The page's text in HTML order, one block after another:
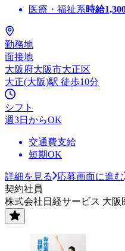
医療・福祉系時給
勤務地
面接地
大阪府大阪市大正区
大正(大阪)駅 徒歩10分
シフト
週3日からOK
交通費支給
短期OK
詳細を見る
応募画面に進む
契約社員
株式会社日経サービス 大阪